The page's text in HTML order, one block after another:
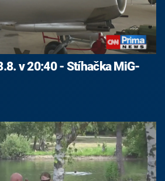
v 20:40 - Stíhačka MiG-